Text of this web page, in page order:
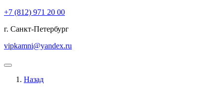
+7 (812) 971 20 00
г. Санкт-Петербург
vipkamni@yandex.ru
Назад